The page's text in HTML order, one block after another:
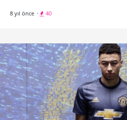
8 yıl önce · 40